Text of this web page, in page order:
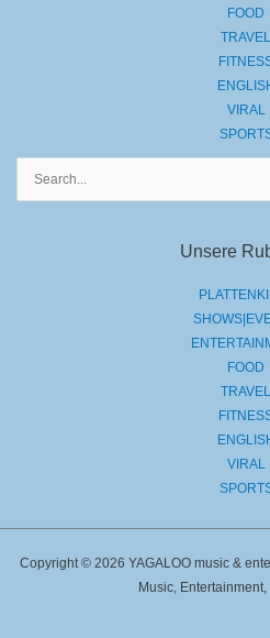
FOOD
TRAVEL
VIRAL
Unsere
FOOD
TRAVEL
VIRAL
Copyright © 2026 YAGALOO music &
Music,